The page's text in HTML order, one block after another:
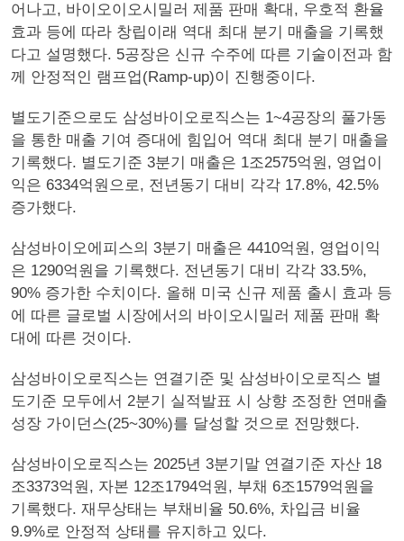
어나고, 바이오이오시밀러 제품 판매 확대, 우호적 환율
효과 등에 따라 창립이래 역대 최대 분기 매출을 기록했
다고 설명했다. 5공장은 신규 수주에 따른 기술이전과 함
께 안정적인 램프업(Ramp-up)이 진행중이다.
별도기준으로도 삼성바이오로직스는 1~4공장의 풀가동
을 통한 매출 기여 증대에 힘입어 역대 최대 분기 매출을
기록했다. 별도기준 3분기 매출은 1조2575억원, 영업이
익은 6334억원으로, 전년동기 대비 각각 17.8%, 42.5%
증가했다.
삼성바이오에피스의 3분기 매출은 4410억원, 영업이익
은 1290억원을 기록했다. 전년동기 대비 각각 33.5%,
90% 증가한 수치이다. 올해 미국 신규 제품 출시 효과 등
에 따른 글로벌 시장에서의 바이오시밀러 제품 판매 확
대에 따른 것이다.
삼성바이오로직스는 연결기준 및 삼성바이오로직스 별
도기준 모두에서 2분기 실적발표 시 상향 조정한 연매출
성장 가이던스(25~30%)를 달성할 것으로 전망했다.
삼성바이오로직스는 2025년 3분기말 연결기준 자산 18
조3373억원, 자본 12조1794억원, 부채 6조1579억원을
기록했다. 재무상태는 부채비율 50.6%, 차입금 비율
9.9%로 안정적 상태를 유지하고 있다.